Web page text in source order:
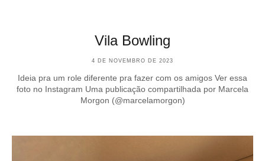
Vila Bowling
4 DE NOVEMBRO DE 2023
Ideia pra um role diferente pra fazer com os amigos Ver essa
foto no Instagram Uma publicação compartilhada por Marcela
Morgon (@marcelamorgon)